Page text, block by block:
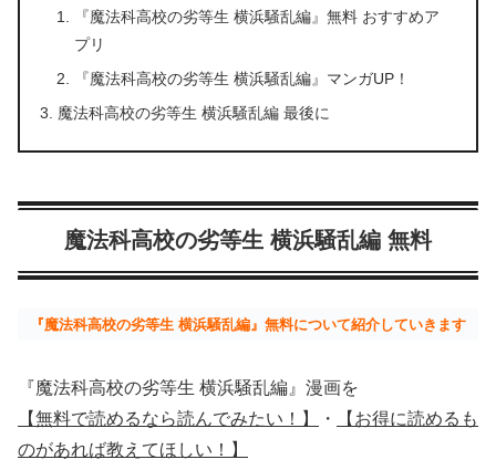
『魔法科高校の劣等生 横浜騒乱編』無料 おすすめア
プリ
『魔法科高校の劣等生 横浜騒乱編』マンガUP！
魔法科高校の劣等生 横浜騒乱編 最後に
魔法科高校の劣等生 横浜騒乱編 無料
『魔法科高校の劣等生 横浜騒乱編』無料について紹介していきます
『魔法科高校の劣等生 横浜騒乱編』漫画を
【無料で読めるなら読んでみたい！】
・
【お得に読めるも
のがあれば教えてほしい！】